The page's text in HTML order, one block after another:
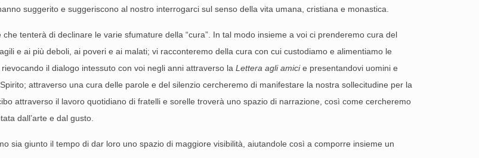
suggerito e suggeriscono al nostro interrogarci sul senso della vita umana, cristiana e monastica.
tenterà di declinare le varie sfumature della “cura”. In tal modo insieme a voi ci prenderemo cura del
e ai più deboli, ai poveri e ai malati; vi racconteremo della cura con cui custodiamo e alimentiamo le
il dialogo intessuto con voi negli anni attraverso la Lettera agli amicie presentandovi uomini e
attraverso una cura delle parole e del silenzio cercheremo di manifestare la nostra sollecitudine per la
attraverso il lavoro quotidiano di fratelli e sorelle troverà uno spazio di narrazione, così come cercheremo
dall’arte e dal gusto.
sia giunto il tempo di dar loro uno spazio di maggiore visibilità, aiutandole così a comporre insieme un